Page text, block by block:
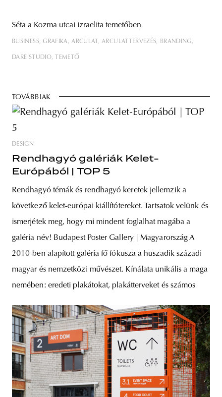
Séta a Kozma utcai izraelita temetőben
BUSINESS GRAFIKA ARCULAT ARCULATTERVEZÉS BRANDING
DARE STUDIO TEMETŐ
TOVÁBBIAK
DESIGN
Rendhagyó galériák Kelet-
Európából | TOP 5
Rendhagyó témák és rendhagyó keretek jellemzik a
következő kelet-európai kiállítótereket. Tartsatok velünk és
ismerjétek meg, hogy mi mindent foglalhat magába a
galéria név! Budapest Poster Gallery | Magyarország A
2010-ben alapított galéria fő fókusza a huszadik századi
magyar és nemzetközi művészet. Kínálata unikális a maga
nemében: eredeti plakátokat, plakátterveket és számos